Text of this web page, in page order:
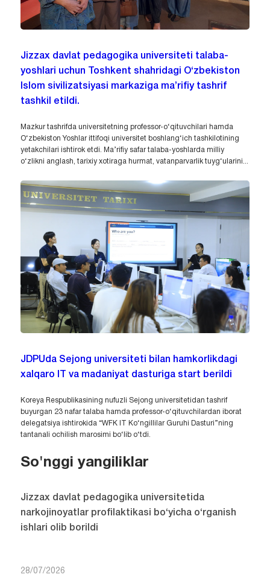
Jizzax davlat pedagogika universiteti talaba-
yoshlari uchun Toshkent shahridagi O‘zbekiston
Islom sivilizatsiyasi markaziga ma’rifiy tashrif
tashkil etildi.
Mazkur tashrifda universitetning professor-o‘qituvchilari hamda
O‘zbekiston Yoshlar ittifoqi universitet boshlang‘ich tashkilotining
yetakchilari ishtirok etdi. Ma’rifiy safar talaba-yoshlarda milliy
o‘zlikni anglash, tarixiy xotiraga hurmat, vatanparvarlik tuyg‘ularini...
JDPUda Sejong universiteti bilan hamkorlikdagi
xalqaro IT va madaniyat dasturiga start berildi
Koreya Respublikasining nufuzli Sejong universitetidan tashrif
buyurgan 23 nafar talaba hamda professor-o‘qituvchilardan iborat
delegatsiya ishtirokida “WFK IT Ko‘ngillilar Guruhi Dasturi”ning
tantanali ochilish marosimi bo‘lib o‘tdi.
So'nggi yangiliklar
Jizzax davlat pedagogika universitetida
narkojinoyatlar profilaktikasi bo‘yicha o‘rganish
ishlari olib borildi
28/07/2026